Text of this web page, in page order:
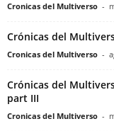
Cronicas del Multiverso -
Crónicas del
Cronicas del Multiverso -
Crónicas del
part III
Cronicas del Multiverso -